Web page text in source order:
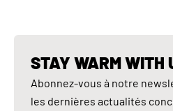
STAY WARM WITH
Abonnez-vous à notre
les dernières actualités